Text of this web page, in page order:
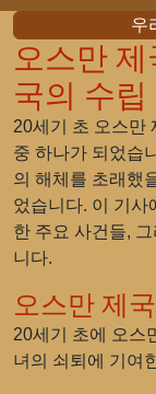
우
오스만
국의 수립
20세기 초 오스만
중 하나가 되었습
의 해체를 초래했
었습니다. 이 기사
한 주요 사건들,
니다.
오스만 제
20세기 초에 오스
녀의 쇠퇴에 기여